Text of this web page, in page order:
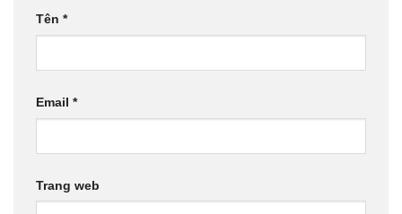
Tên *
Email *
Trang web